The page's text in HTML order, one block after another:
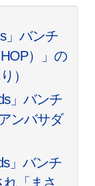
」バンチ
）」の
）
」バンチ
ンバサダ
」バンチ
「まさ